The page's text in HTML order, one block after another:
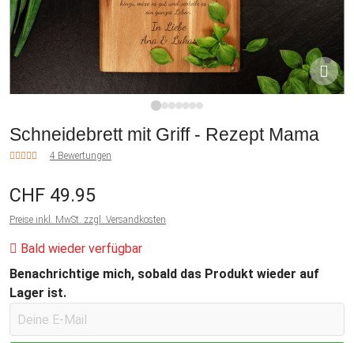
Schneidebrett mit Griff - Rezept Mama
4 Bewertungen
CHF 49.95
Preise inkl. MwSt. zzgl. Versandkosten
Bald wieder verfügbar
Benachrichtige mich, sobald das Produkt wieder auf
Lager ist.